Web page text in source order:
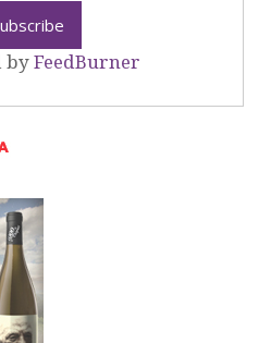
by FeedBurner